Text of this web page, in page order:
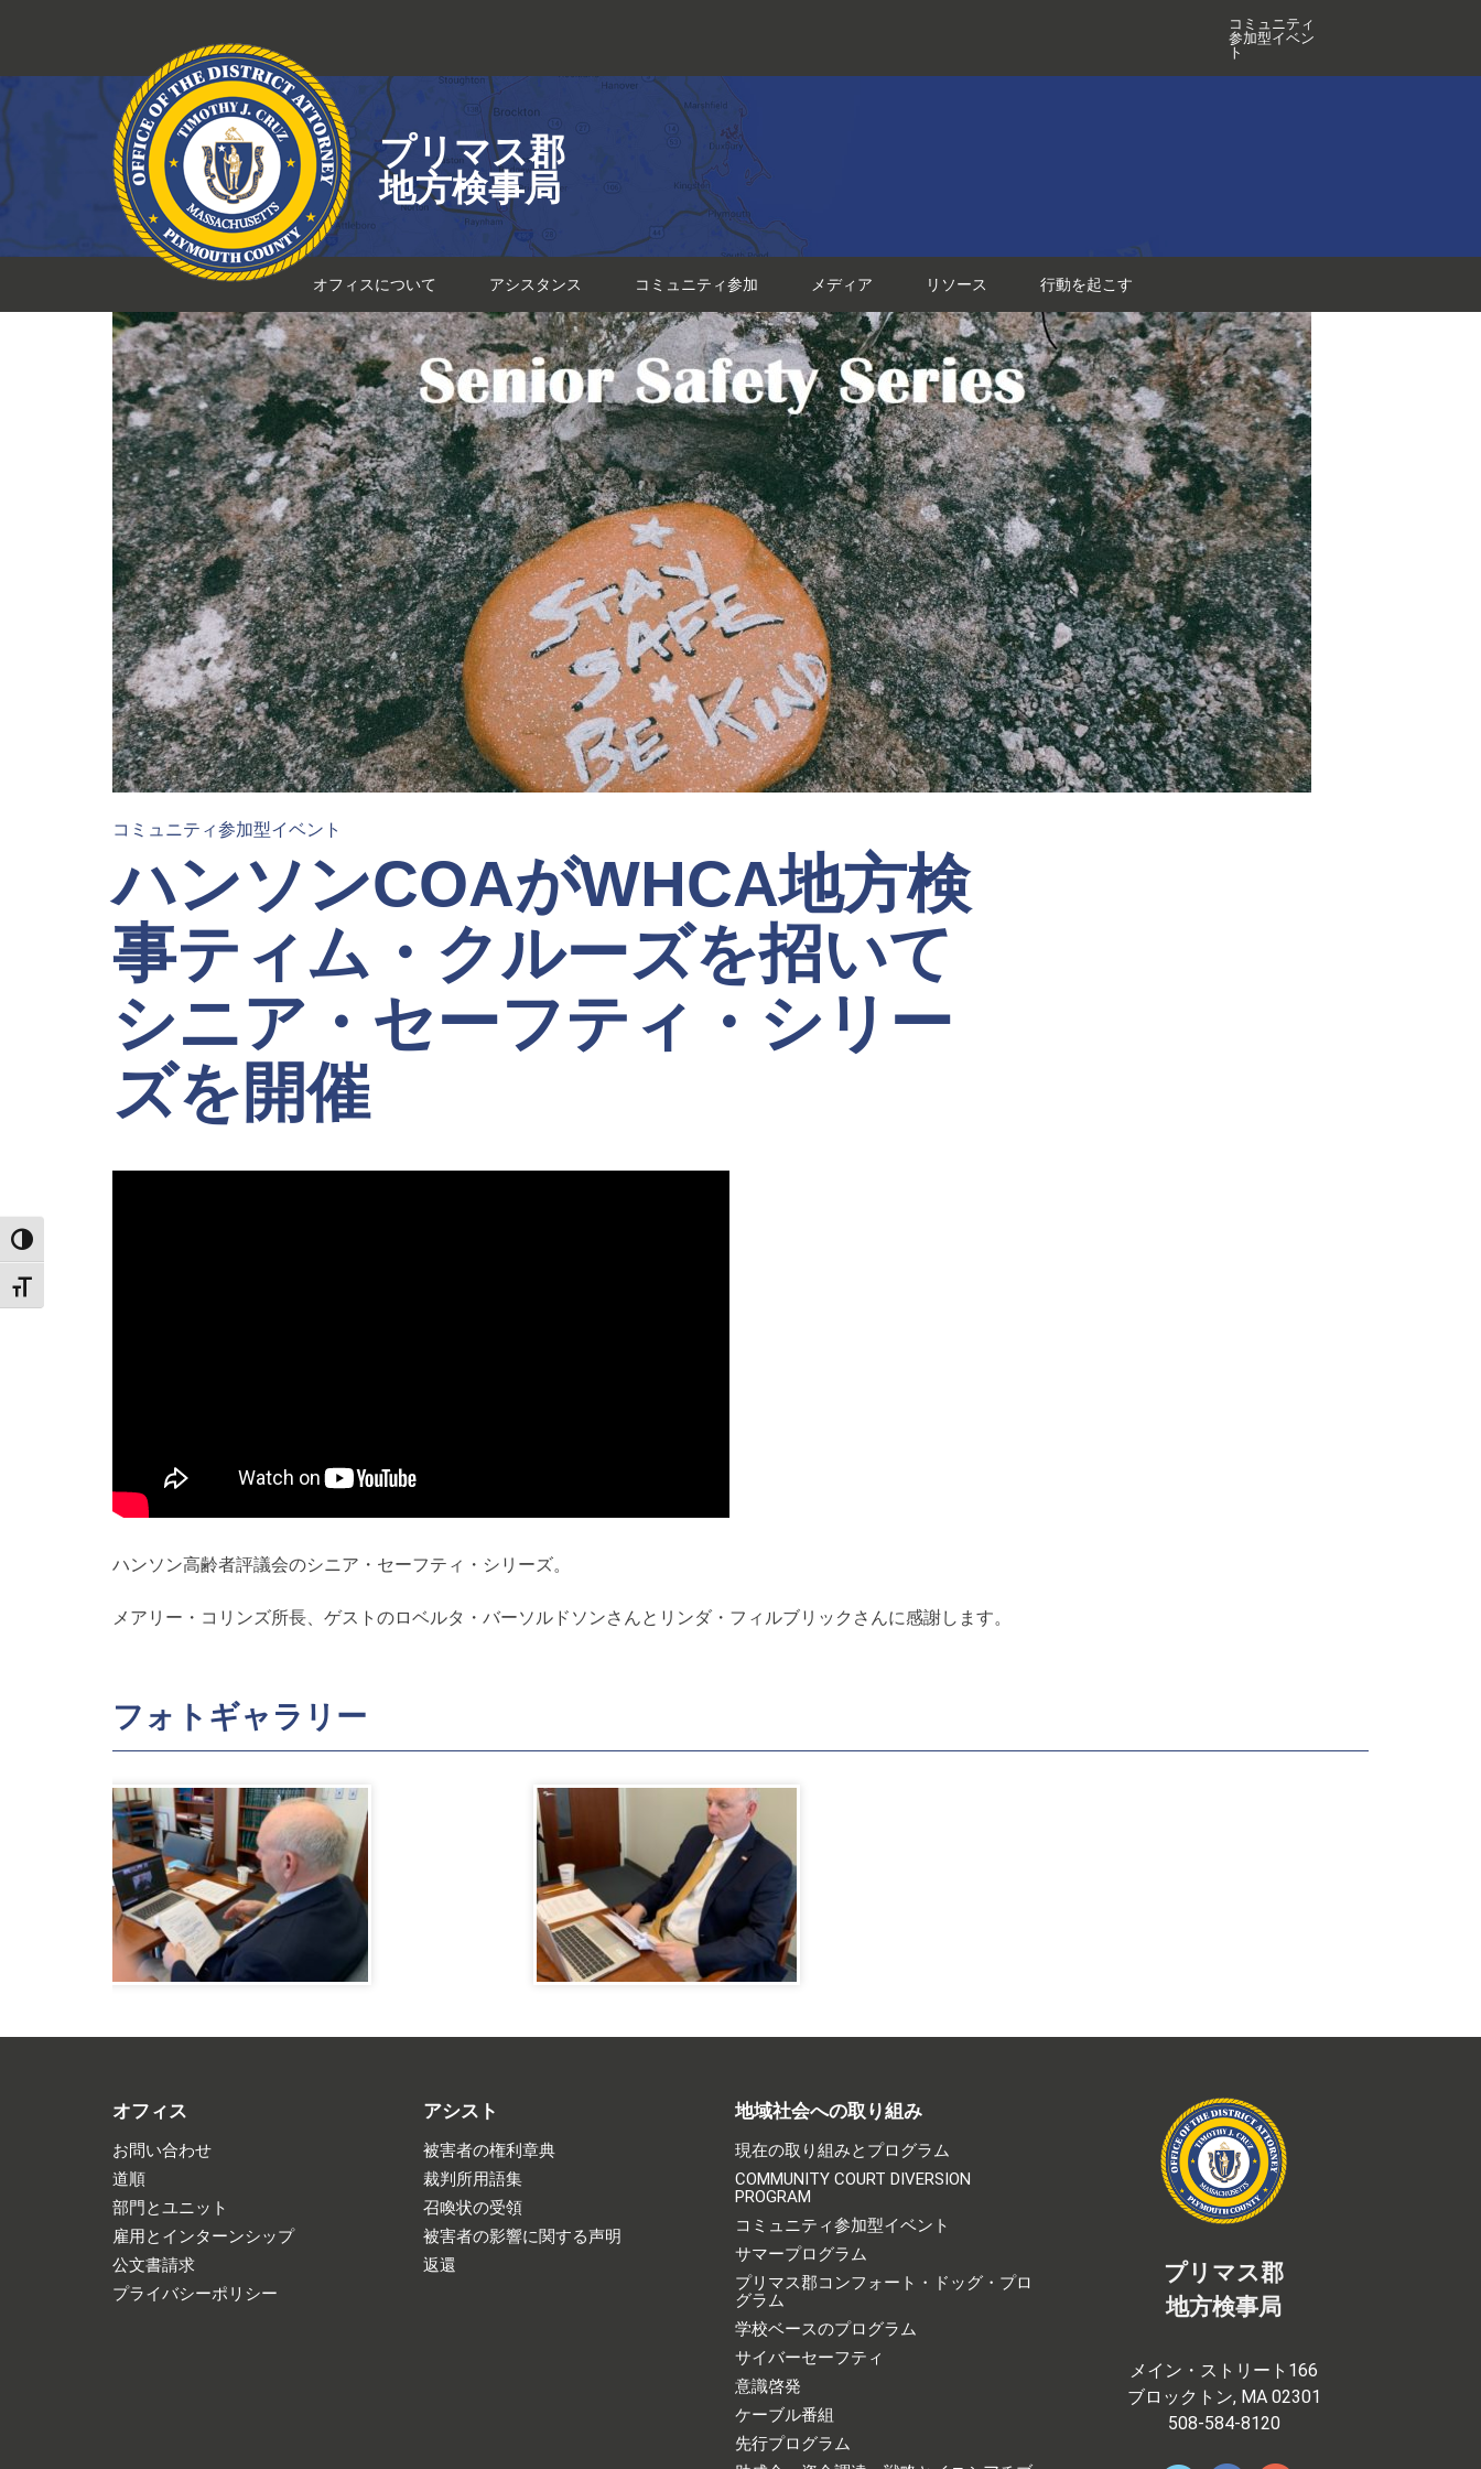
TOGGLE HIGH CONTRAST
TOGGLE FONT SIZE
ン
ツ
ス
キ
コミュニティ
参加型イベン
ト
プリマス郡
地方検事局
オフィスについて アシスタンス コミュニティ参加 メディア リソース 行動を起こす
コミュニティ参加型イベント
ハンソンCOAがWHCA地方検
事ティム・クルーズを招いて
シニア・セーフティ・シリー
ズを開催
ハンソン高齢者評議会のシニア・セーフティ・シリーズ。
メアリー・コリンズ所長、ゲストのロベルタ・バーソルドソンさんとリンダ・フィルブリックさんに感謝します。
フォトギャラリー
オフィス
お問い合わせ
道順
部門とユニット
雇用とインターンシップ
公文書請求
プライバシーポリシー
アシスト
被害者の権利章典
裁判所用語集
召喚状の受領
被害者の影響に関する声明
返還
地域社会への取り組み
現在の取り組みとプログラム
COMMUNITY COURT DIVERSION
PROGRAM
コミュニティ参加型イベント
サマープログラム
プリマス郡コンフォート・ドッグ・プロ
グラム
学校ベースのプログラム
サイバーセーフティ
意識啓発
ケーブル番組
先行プログラム
プリマス郡
地方検事局
メイン・ストリート166
ブロックトン, MA 02301
508-584-8120